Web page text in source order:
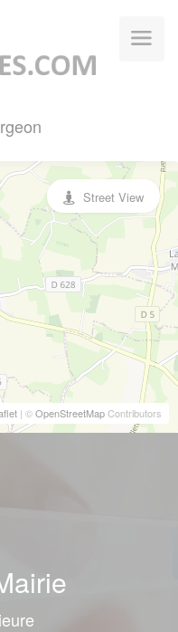
| ©OpenStreetMapContributors
Street View